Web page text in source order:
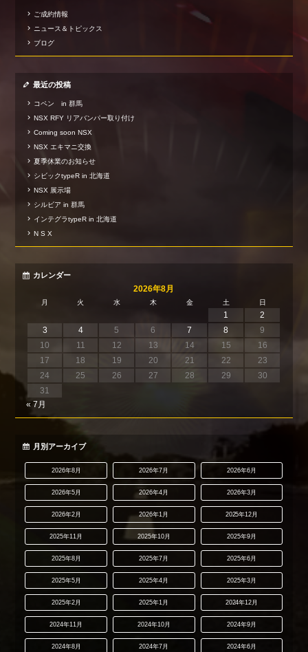
ご成約情報
ニュース＆トピックス
ブログ
最近の投稿
コペン in 群馬
NSX RFY リアバンパー取り付け
Coming soon NSX
NSX エキマニ交換
夏季休業のお知らせ
シビックtypeR in 北海道
NSX 展示場
シルビア in 群馬
インテグラtypeR in 北海道
N S X
カレンダー
2026年8月
月 火 水 木 金 土 日
1
2
3
4 5 6 7 8
9
10
11 12 13 14 15
16
17
18 19 20 21 22
23
24
25 26 27 28 29
30
31
« 7月
月別アーカイブ
2026年8月 2026年7月 2026年6月
2026年5月 2026年4月 2026年3月
2026年2月 2026年1月 2025年12月
2025年11月 2025年10月 2025年9月
2025年8月 2025年7月 2025年6月
2025年5月 2025年4月 2025年3月
2025年2月 2025年1月 2024年12月
2024年11月 2024年10月 2024年9月
2024年8月 2024年7月 2024年6月